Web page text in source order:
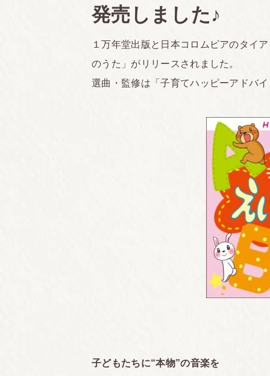
発売しました♪
１万年堂出版と日本コロムビアのタイ
のうた」がリリースされました。
選曲・監修は「子育てハッピーアドバ
子どもたちに“本物”の音楽を